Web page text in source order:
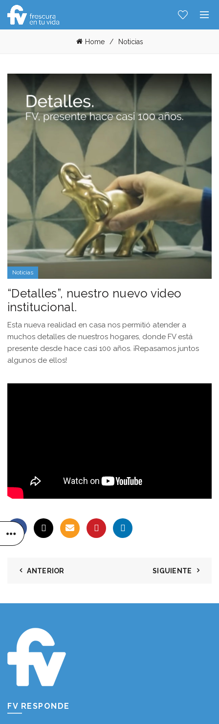
Home Noticias
Noticias
“Detalles”, nuestro nuevo video
institucional.
Esta nueva realidad en casa nos permitió atender a
muchos detalles de nuestros hogares, donde FV está
presente desde hace casi 100 años. ¡Repasamos juntos
algunos de ellos!
ANTERIOR SIGUIENTE
FV RESPONDE
Hablemos...
Solo tenes que decirme: Hola